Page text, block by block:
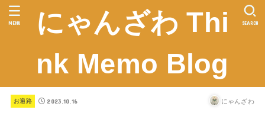
にゃんざわ Thi
nk Memo Blog
SEARCH
MENU
お遍路 2023.10.16 にゃんざわ